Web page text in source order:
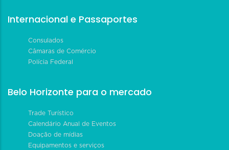
Internacional e Passaportes
Consulados
Câmaras de Comércio
Polícia Federal
Belo Horizonte para o mercado
Trade Turístico
Calendário Anual de Eventos
Doação de mídias
Equipamentos e serviços